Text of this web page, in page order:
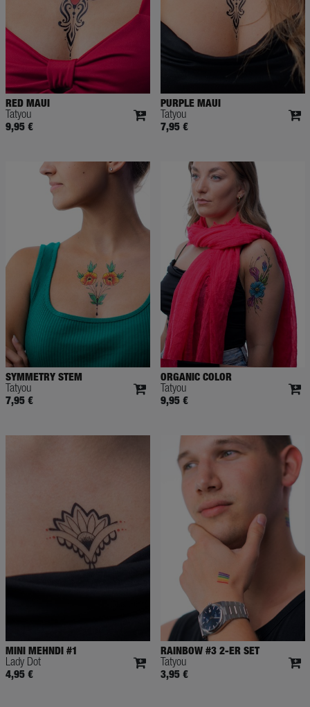
RED MAUI
Tatyou
9,95 €
PURPLE MAUI
Tatyou
7,95 €
SYMMETRY STEM
Tatyou
7,95 €
ORGANIC COLOR
Tatyou
9,95 €
MINI MEHNDI #1
Lady Dot
4,95 €
RAINBOW #3 2-ER SET
Tatyou
3,95 €